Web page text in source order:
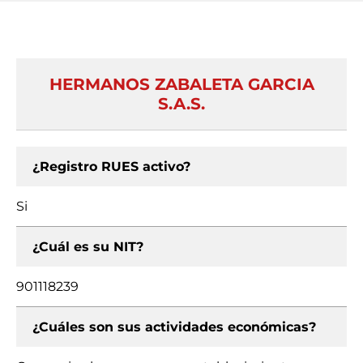
HERMANOS ZABALETA GARCIA
S.A.S.
¿Registro RUES activo?
Si
¿Cuál es su NIT?
901118239
¿Cuáles son sus actividades económicas?